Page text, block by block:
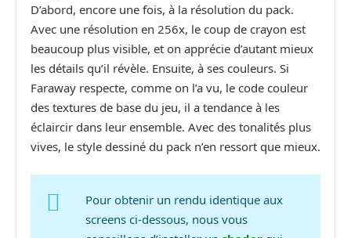
D’abord, encore une fois, à la résolution du pack.
Avec une résolution en 256x, le coup de crayon est
beaucoup plus visible, et on apprécie d’autant mieux
les détails qu’il révèle. Ensuite, à ses couleurs. Si
Faraway respecte, comme on l’a vu, le code couleur
des textures de base du jeu, il a tendance à les
éclaircir dans leur ensemble. Avec des tonalités plus
vives, le style dessiné du pack n’en ressort que mieux.
Pour obtenir un rendu identique aux
screens ci-dessous, nous vous